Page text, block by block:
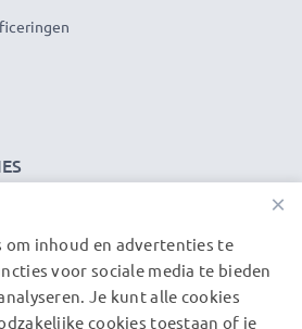
×
om inhoud en advertenties te
voor sociale media te bieden
Je kunt alle cookies
cookies toestaan of je